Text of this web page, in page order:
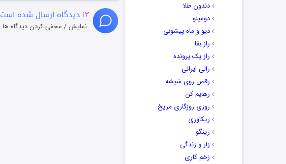
دندون طلا
دومینو
دیو و ماه پیشونی
راز بقا
راز یک پرونده
رالی ایرانی
رقص روی شیشه
رهایم کن
روزی روزگاری مریخ
ریکاوری
رینگو
زار و زندگی
زخم کاری
۱۳ دیدگاه ارسال شده است
نمایش / مخفی کردن دیدگاه ها